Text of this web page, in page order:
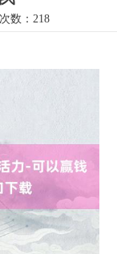
数：218